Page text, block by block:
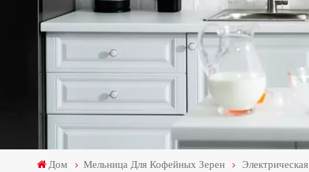
Дом Мельница Для Кофейных Зерен